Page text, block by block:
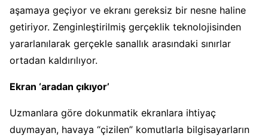
aşamaya geçiyor ve ekranı gereksiz bir nesne haline
getiriyor. Zenginleştirilmiş gerçeklik teknolojisinden
yararlanılarak gerçekle sanallık arasındaki sınırlar
ortadan kaldırılıyor.
Ekran ‘aradan çıkıyor’
Uzmanlara göre dokunmatik ekranlara ihtiyaç
duymayan, havaya “çizilen” komutlarla bilgisayarların